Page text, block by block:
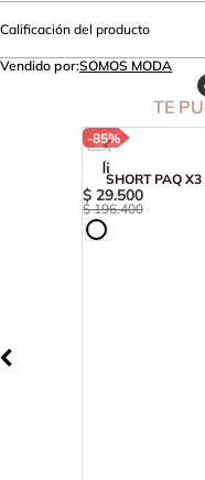
Calificación del producto
Vendido por:SOMOS MODA
TE
-85%
SHORT PAQ X3
$ 29.500
$ 196.400